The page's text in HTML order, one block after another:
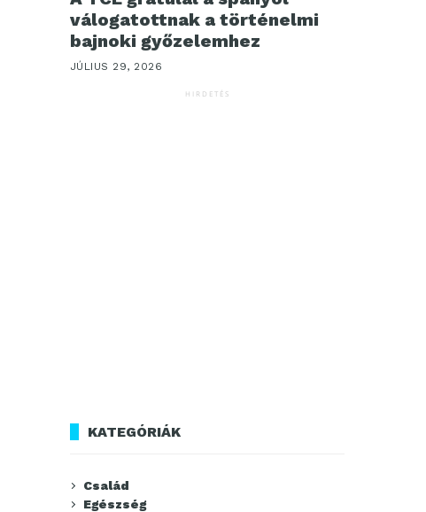
válogatottnak a történelmi
bajnoki győzelemhez
JÚLIUS 29, 2026
HIRDETÉS
KATEGÓRIÁK
Család
Egészség